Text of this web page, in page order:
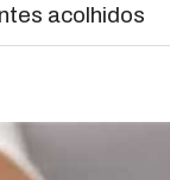
acolhidos